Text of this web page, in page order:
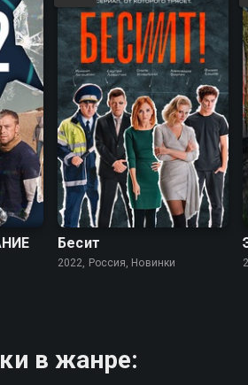
Бесит
2022, Россия, Новинки
в жанре: